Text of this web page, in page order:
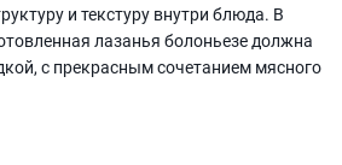
и текстуру внутри блюда. В
лазанья болоньезе должна
с прекрасным сочетанием мясного